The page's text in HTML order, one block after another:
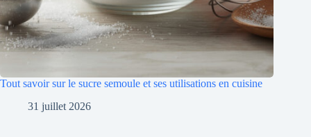
Tout savoir sur le sucre semoule et ses utilisations en cuisine
31 juillet 2026